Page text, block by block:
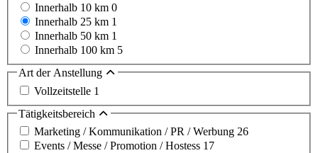
Innerhalb 10 km 0
Innerhalb 25 km 1
Innerhalb 50 km 1
Innerhalb 100 km 5
Art der Anstellung
Vollzeitstelle 1
Tätigkeitsbereich
Marketing / Kommunikation / PR / Werbung 26
Events / Messe / Promotion / Hostess 17